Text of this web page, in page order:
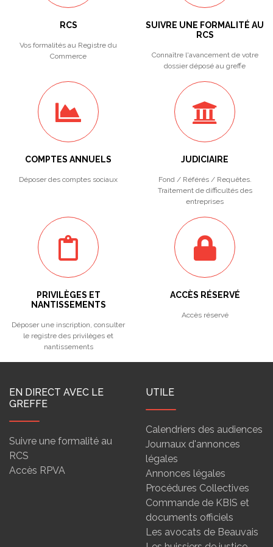
RCS
Vos formalités au Registre du
Commerce
SUIVRE UNE FORMALITÉ AU
RCS
Connaître l'avancement de votre
dossier déposé au greffe
COMPTES ANNUELS
Déposer des comptes sociaux
JUDICIAIRE
Fond / Référés / Requêtes.
Traitement de difficultés des
entreprises
PRIVILÈGES ET
NANTISSEMENTS
Déposer une inscription, consulter
le registre des privilèges et
nantissements
ACCÈS RÉSERVÉ
Accès réservé
EN DIRECT AVEC LE
GREFFE
Suivre une formalité au
RCS
Accès RPVA
UTILE
Calendriers des audiences
Journaux d'annonces
légales
Annonces légales
Procédures Collectives
Commande de KBIS et
documents officiels
Les avocats de Beauvais